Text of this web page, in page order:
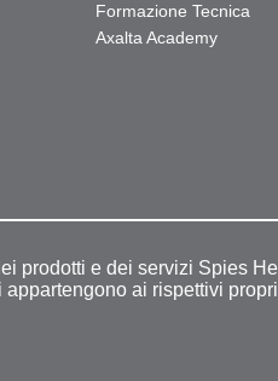
Formazione Tecnica
Axalta Academy
prodotti e dei servizi Spies
ai rispettivi